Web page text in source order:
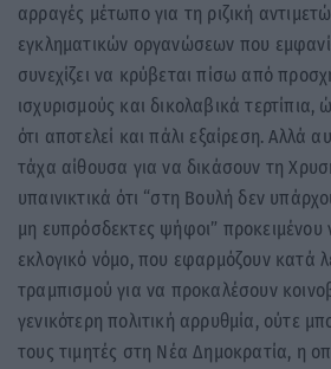
αρραγές μέτωπο για τη ριζική
εγκληματικών οργανώσεων που
συνεχίζει να κρύβεται πίσω από
ισχυρισμούς και δικολαβικά τερτίπια,
ότι αποτελεί και πάλι εξαίρεση. Αλλά
τάχα αίθουσα για να δικάσουν τη
υπαινικτικά ότι “στη Βουλή δεν
μη ευπρόσδεκτες ψήφοι” προκειμένου
εκλογικό νόμο, που εφαρμόζουν κατά
τραμπισμού για να προκαλέσουν
γενικότερη πολιτική αρρυθμία, ούτε
τους τιμητές στη Νέα Δημοκρατία, η